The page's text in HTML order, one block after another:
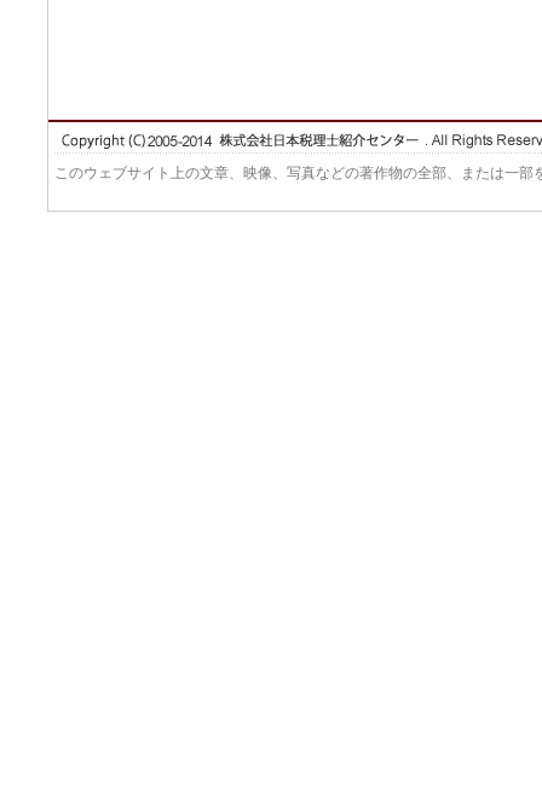
このウェブサイト上の文章、映像、写真などの著作物の全部、または一